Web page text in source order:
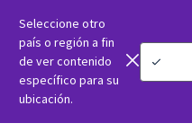
Seleccione otro
país o región a fin
de ver contenido
específico para su
ubicación.